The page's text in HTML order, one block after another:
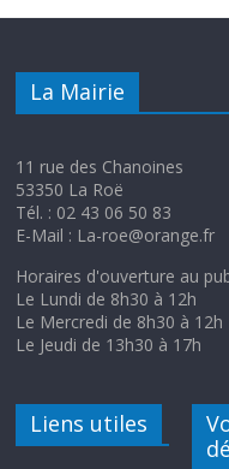
La Mairie
11 rue des Chanoines
53350 La Roë
Tél. : 02 43 06 50 83
E-Mail : La-roe@orange.fr
Horaires d'ouverture au
Le Lundi de 8h30 à 12h
Le Mercredi de 8h30 à 12h
Le Jeudi de 13h30 à 17h
Liens utiles